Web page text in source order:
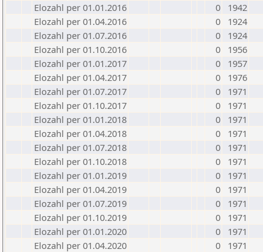
Elozahl per 01.01.2016
0
1942
Elozahl per 01.04.2016
0
1924
Elozahl per 01.07.2016
0
1924
Elozahl per 01.10.2016
0
1956
Elozahl per 01.01.2017
0
1957
Elozahl per 01.04.2017
0
1976
Elozahl per 01.07.2017
0
1971
Elozahl per 01.10.2017
0
1971
Elozahl per 01.01.2018
0
1971
Elozahl per 01.04.2018
0
1971
Elozahl per 01.07.2018
0
1971
Elozahl per 01.10.2018
0
1971
Elozahl per 01.01.2019
0
1971
Elozahl per 01.04.2019
0
1971
Elozahl per 01.07.2019
0
1971
Elozahl per 01.10.2019
0
1971
Elozahl per 01.01.2020
0
1971
Elozahl per 01.04.2020
0
1971